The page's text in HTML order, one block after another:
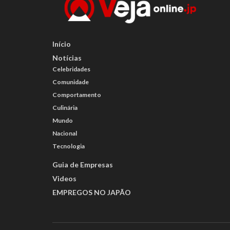
Início
Notícias
Celebridades
Comunidade
Comportamento
Culinária
Mundo
Nacional
Tecnologia
Guia de Empresas
Videos
EMPREGOS NO JAPÃO